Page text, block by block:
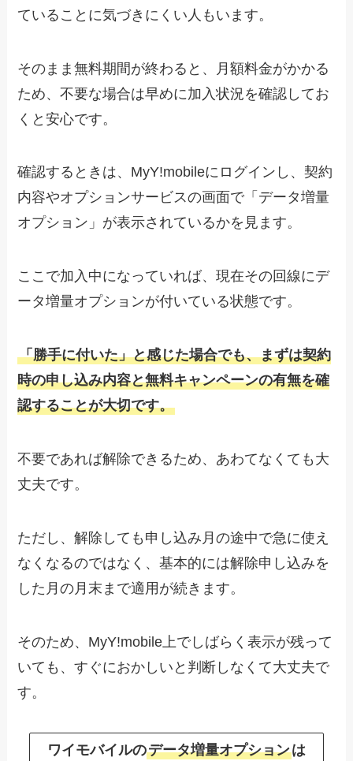
ていることに気づきにくい人もいます。
そのまま無料期間が終わると、月額料金がかかる
ため、不要な場合は早めに加入状況を確認してお
くと安心です。
確認するときは、MyY!mobileにログインし、契約
内容やオプションサービスの画面で「データ増量
オプション」が表示されているかを見ます。
ここで加入中になっていれば、現在その回線にデ
ータ増量オプションが付いている状態です。
「勝手に付いた」と感じた場合でも、まずは契約
時の申し込み内容と無料キャンペーンの有無を確
認することが大切です。
不要であれば解除できるため、あわてなくても大
丈夫です。
ただし、解除しても申し込み月の途中で急に使え
なくなるのではなく、基本的には解除申し込みを
した月の月末まで適用が続きます。
そのため、MyY!mobile上でしばらく表示が残って
いても、すぐにおかしいと判断しなくて大丈夫で
す。
ワイモバイルのデータ増量オプションは